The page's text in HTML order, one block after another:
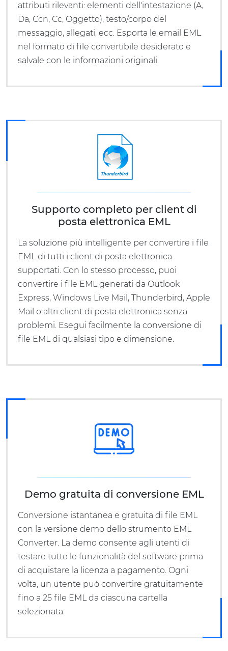
attributi rilevanti: elementi dell'intestazione (A,
Da, Ccn, Cc, Oggetto), testo/corpo del
messaggio, allegati, ecc. Esporta le email EML
nel formato di file convertibile desiderato e
salvale con le informazioni originali.
Supporto completo per client di
posta elettronica EML
La soluzione più intelligente per convertire i file
EML di tutti i client di posta elettronica
supportati. Con lo stesso processo, puoi
convertire i file EML generati da Outlook
Express, Windows Live Mail, Thunderbird, Apple
Mail o altri client di posta elettronica senza
problemi. Esegui facilmente la conversione di
file EML di qualsiasi tipo e dimensione.
Demo gratuita di conversione EML
Conversione istantanea e gratuita di file EML
con la versione demo dello strumento EML
Converter. La demo consente agli utenti di
testare tutte le funzionalità del software prima
di acquistare la licenza a pagamento. Ogni
volta, un utente può convertire gratuitamente
fino a 25 file EML da ciascuna cartella
selezionata.